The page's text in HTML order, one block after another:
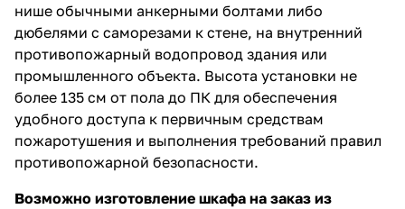
нише обычными анкерными болтами либо
дюбелями с саморезами к стене, на внутренний
противопожарный водопровод здания или
промышленного объекта. Высота установки не
более 135 см от пола до ПК для обеспечения
удобного доступа к первичным средствам
пожаротушения и выполнения требований правил
противопожарной безопасности.
Возможно изготовление шкафа на заказ из